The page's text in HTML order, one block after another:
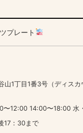
プレート
1丁目1番3号（ディス
〜12:00 14:00〜18:00 水
17：30まで